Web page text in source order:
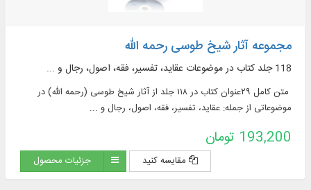
مجموعه آثار شیخ طوسی رحمه الله
118 جلد کتاب در موضوعات عقاید، تفسیر، فقه، اصول، رجال و ...
متن کامل ۲۹عنوان کتاب در ۱۱۸ جلد از آثار شیخ طوسی (رحمه الله) در
موضوعاتی از جمله: عقاید، تفسیر، فقه، اصول، رجال و ...
193,200 تومان
مقایسه کنید جزئیات محصول